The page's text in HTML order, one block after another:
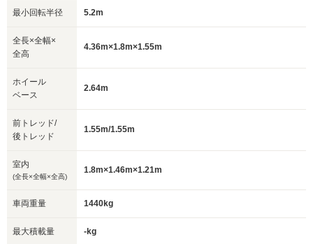
最小回転半径 5.2m
全長×全幅×
全高
4.36m×1.8m×1.55m
ホイール
ベース
2.64m
前トレッド/
後トレッド
1.55m/1.55m
室内
(全長×全幅×全高)
1.8m×1.46m×1.21m
車両重量 1440kg
最大積載量 -kg